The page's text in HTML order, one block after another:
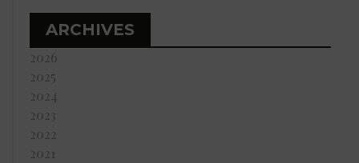
ARCHIVES
2026
2025
2024
2023
2022
2021